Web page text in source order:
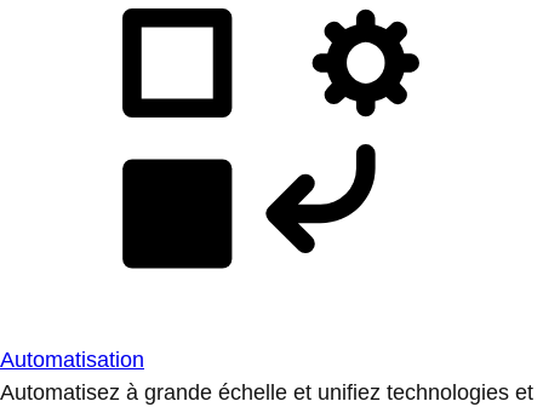
Automatisation
Automatisez à grande échelle et unifiez technologies et